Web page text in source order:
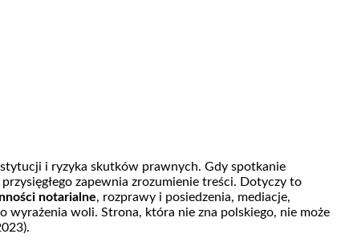
i ryzyka skutków prawnych. Gdy spotkanie
zapewnia zrozumienie treści. Dotyczy to
notarialne, rozprawy i posiedzenia, mediacje,
wyrażenia woli. Strona, która nie zna polskiego, nie może